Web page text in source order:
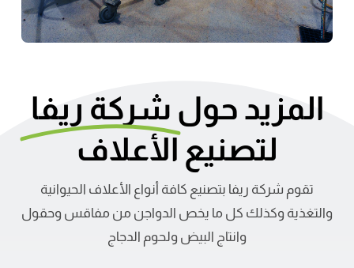
المزيد حول شركة ريفا
لتصنيع الأعلاف
تقوم شركة ريفا بتصنيع كافة أنواع الأعلاف الحيوانية
والتغذية وكذلك كل ما يخص الدواجن من مفاقس وحقول
وانتاج البيض ولحوم الدجاج